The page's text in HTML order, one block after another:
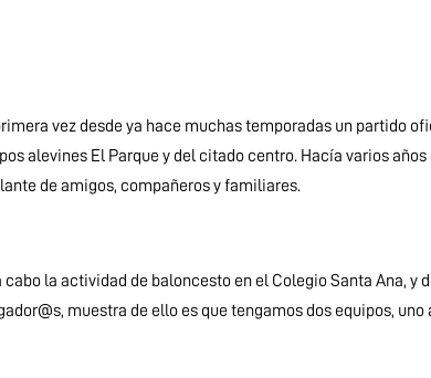
vez desde ya hace muchas temporadas un partido
alevines El Parque y del citado centro. Hacía varios años
de amigos, compañeros y familiares.
la actividad de baloncesto en el Colegio Santa Ana, y
muestra de ello es que tengamos dos equipos, uno